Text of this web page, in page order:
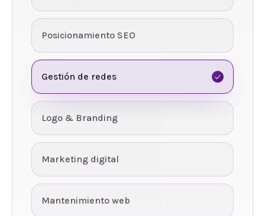
Posicionamiento SEO
Gestión de redes
Logo & Branding
Marketing digital
Mantenimiento web